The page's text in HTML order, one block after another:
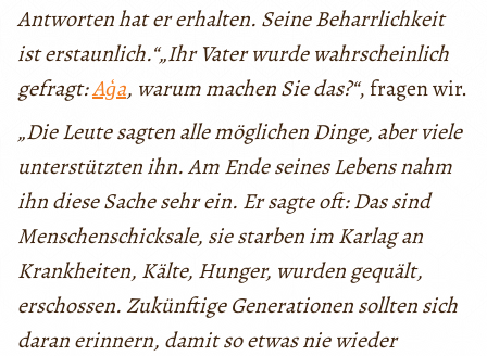
Antworten hat er erhalten. Seine Beharrlichkeit
ist erstaunlich.“„Ihr Vater wurde wahrscheinlich
gefragt:Aģa, warum machen Sie das?“, fragen wir.
„Die Leute sagten alle möglichen Dinge, aber viele
unterstützten ihn. Am Ende seines Lebens nahm
ihn diese Sache sehr ein. Er sagte oft: Das sind
Menschenschicksale, sie starben im Karlag an
Krankheiten, Kälte, Hunger, wurden gequält,
erschossen. Zukünftige Generationen sollten sich
daran erinnern, damit so etwas nie wieder